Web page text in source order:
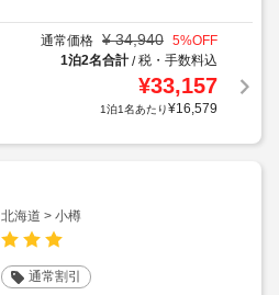
通常価格 ¥ 34,940 5%OFF
1泊2名合計/税・手数料込
¥33,157
1泊1名あたり¥16,579
北海道 > 小樽
通常割引